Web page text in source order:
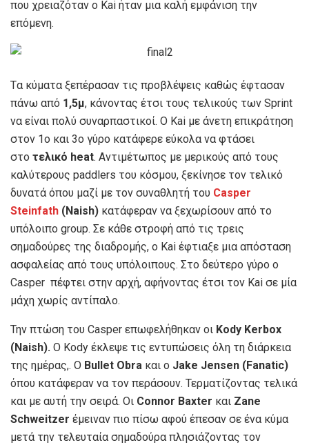
που χρειαζόταν ο Kai ήταν μια καλή εμφάνιση την
επόμενη.
Tα κύματα ξεπέρασαν τις προβλέψεις καθώς έφτασαν
πάνω από 1,5μ, κάνοντας έτσι τους τελικούς των Sprint
να είναι πολύ συναρπαστικοί. Ο Kai με άνετη επικράτηση
στον 1ο και 3ο γύρο κατάφερε εύκολα να φτάσει
στο τελικό heat. Αντιμέτωπος με μερικούς από τους
καλύτερους paddlers του κόσμου, ξεκίνησε τον τελικό
δυνατά όπου μαζί με τον συναθλητή του Casper
Steinfath (Naish) κατάφεραν να ξεχωρίσουν από το
υπόλοιπο group. Σε κάθε στροφή από τις τρεις
σημαδούρες της διαδρομής, ο Kai έφτιαξε μια απόσταση
ασφαλείας από τους υπόλοιπους. Στο δεύτερο γύρο o
Casper πέφτει στην αρχή, αφήνοντας έτσι τον Kai σε μία
μάχη χωρίς αντίπαλο.
Την πτώση του Casper επωφελήθηκαν οι Kody Kerbox
(Naish). Ο Κοdy έκλεψε τις εντυπώσεις όλη τη διάρκεια
της ημέρας,. Ο Bullet Obra και ο Jake Jensen (Fanatic)
όπου κατάφεραν να τον περάσουν. Τερματίζοντας τελικά
και με αυτή την σειρά. Οι Connor Baxter και Zane
Schweitzer έμειναν πιο πίσω αφού έπεσαν σε ένα κύμα
μετά την τελευταία σημαδούρα πλησιάζοντας τον